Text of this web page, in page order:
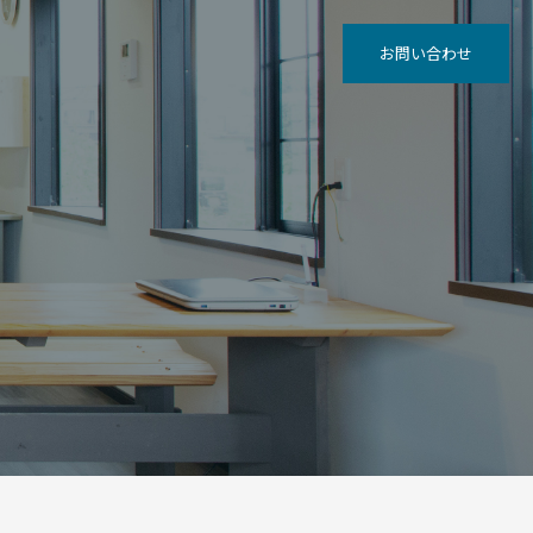
お問い合わせ